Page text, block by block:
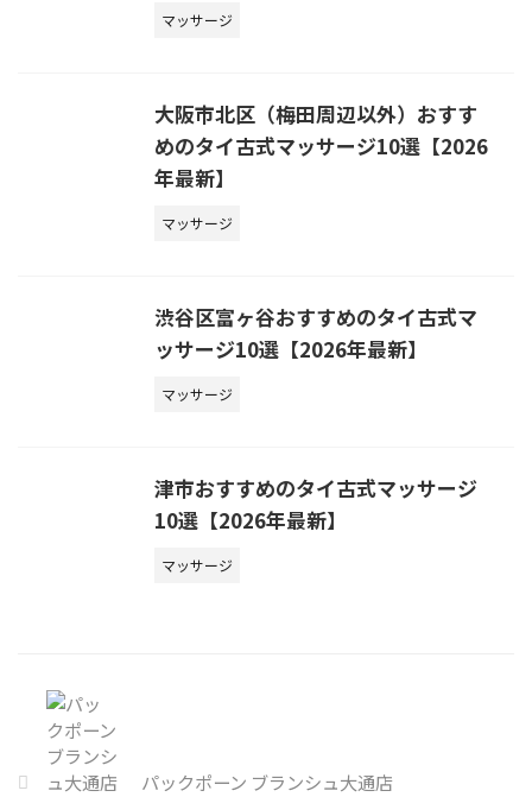
マッサージ
大阪市北区（梅田周辺以外）おすす
めのタイ古式マッサージ10選【2026
年最新】
マッサージ
渋谷区富ヶ谷おすすめのタイ古式マ
ッサージ10選【2026年最新】
マッサージ
津市おすすめのタイ古式マッサージ
10選【2026年最新】
マッサージ
パックポーン ブランシュ大通店